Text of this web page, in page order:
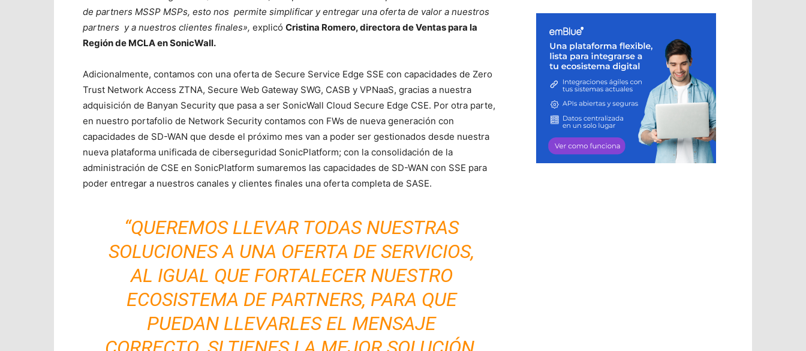
de partners MSSP MSPs, esto nos permite simplificar y entregar una oferta de valor a nuestros
partners y a nuestros clientes finales», explicó Cristina Romero, directora de Ventas para la
Región de MCLAen SonicWall.
Adicionalmente, contamos con una oferta de Secure Service Edge SSE con capacidades de Zero
Trust Network Access ZTNA, Secure Web Gateway SWG, CASB y VPNaaS, gracias a nuestra
adquisición de Banyan Security que pasa a ser SonicWall Cloud Secure Edge CSE. Por otra parte,
en nuestro portafolio de Network Security contamos con FWs de nueva generación con
capacidades de SD-WAN que desde el próximo mes van a poder ser gestionados desde nuestra
nueva plataforma unificada de ciberseguridad SonicPlatform; con la consolidación de la
administración de CSE en SonicPlatform sumaremos las capacidades de SD-WAN con SSE para
poder entregar a nuestros canales y clientes finales una oferta completa de SASE.
“QUEREMOS LLEVAR TODAS NUESTRAS
SOLUCIONES A UNA OFERTA DE SERVICIOS,
AL IGUAL QUE FORTALECER NUESTRO
ECOSISTEMA DE PARTNERS, PARA QUE
PUEDAN LLEVARLES EL MENSAJE